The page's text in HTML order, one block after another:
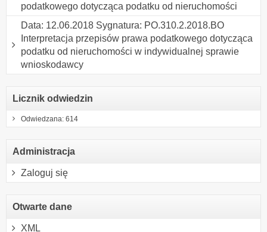
podatkowego dotycząca podatku od nieruchomości
Data: 12.06.2018 Sygnatura: PO.310.2.2018.BO
Interpretacja przepisów prawa podatkowego dotycząca
podatku od nieruchomości w indywidualnej sprawie
wnioskodawcy
Licznik odwiedzin
Odwiedzana: 614
Administracja
Zaloguj się
Otwarte dane
XML